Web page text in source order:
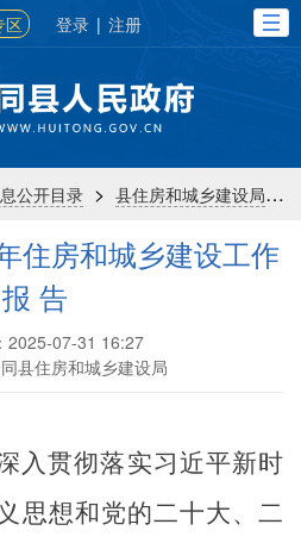
区 登录 | 注册
公开目录 > 县住房和城乡建设局 >
住房和城乡建设工作
报 告
2025-07-31 16:27
县住房和城乡建设局
入贯彻落实习近平新时
思想和党的二十大、二